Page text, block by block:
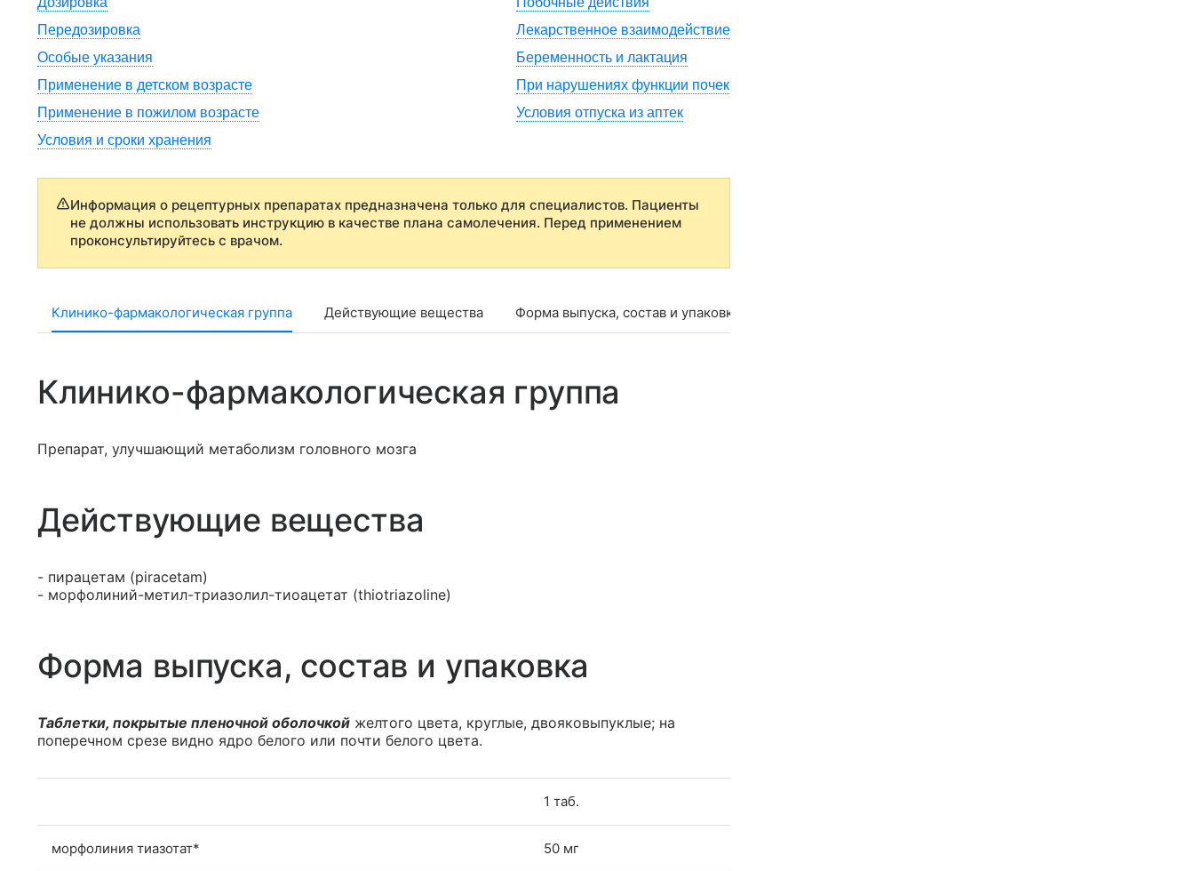
Передозировка
Лекарственное взаимодействие
Особые указания
Беременность и лактация
Применение в детском возрасте
При нарушениях функции почек
Применение в пожилом возрасте
Условия отпуска из аптек
Условия и сроки хранения
Информация о рецептурных препаратах предназначена только для специалистов. Пациенты
не должны использовать инструкцию в качестве плана самолечения. Перед применением
проконсультируйтесь с врачом.
Клинико-фармакологическая группа Действующие вещества Форма выпуска, состав и упаковка
Клинико-фармакологическая группа
Препарат, улучшающий метаболизм головного мозга
Действующие вещества
- пирацетам (piracetam)
- морфолиний-метил-триазолил-тиоацетат (thiotriazoline)
Форма выпуска, состав и упаковка
Таблетки, покрытые пленочной оболочкой желтого цвета, круглые, двояковыпуклые; на
поперечном срезе видно ядро белого или почти белого цвета.
1 таб.
морфолиния тиазотат* 50 мг